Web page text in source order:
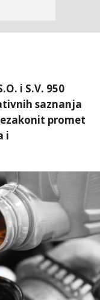
i S.V. 950
saznanja
promet
i